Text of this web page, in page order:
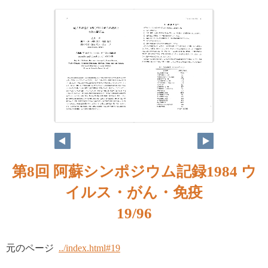
第8回 阿蘇シンポジウム記録1984 ウ
イルス・がん・免疫
19/96
元のページ ../index.html#19